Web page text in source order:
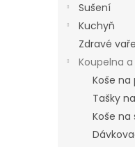
Sušení
Kuchyň
Zdravé
Koupelna a
Koše na
Tašky
Koše na